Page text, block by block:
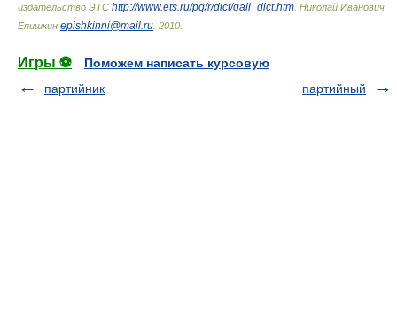
издательство ЭТС http://www.ets.ru/pg/r/dict/gall_dict.htm Николай Иванович
Епишкин epishkinni@mail.ru 2010
Игры ⚽
Поможем написать курсовую
партийник
партийный